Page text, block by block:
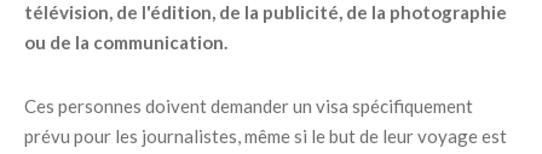
télévision, de l'édition, de la publicité, de la photographie
ou de la communication.
Ces personnes doivent demander un visa spécifiquement
prévu pour les journalistes, même si le but de leur voyage est